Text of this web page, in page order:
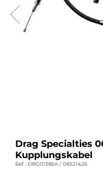
SPEZIELLE
DE | EUR €
MARKEN
Drag Specialties
Kupplungskabel
Ref : DRG01385A / 06521426